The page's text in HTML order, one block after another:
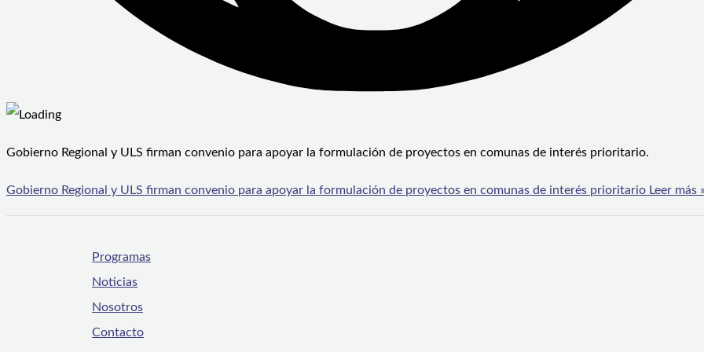
Gobierno Regional y ULS firman convenio para apoyar la formulación de proyectos en comunas de interés prioritario.
Gobierno Regional y ULS firman convenio para apoyar la formulación de proyectos en comunas de interés prioritario Leer más
Programas
Noticias
Nosotros
Contacto